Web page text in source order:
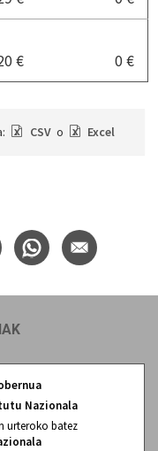
€ 0 €
CSV o Excel
Nazionala
urteroko batez